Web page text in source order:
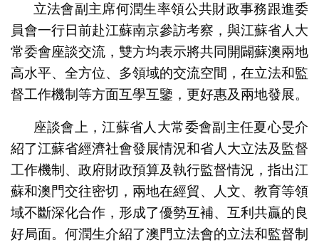
立法會副主席何潤生率領公共財政事務跟進委
員會一行日前赴江蘇南京參訪考察，與江蘇省人大
常委會座談交流，雙方均表示將共同開闢蘇澳兩地
高水平、全方位、多領域的交流空間，在立法和監
督工作機制等方面互學互鑒，更好惠及兩地發展。
座談會上，江蘇省人大常委會副主任夏心旻介
紹了江蘇省經濟社會發展情況和省人大立法及監督
工作機制、政府財政預算及執行監督情況，指出江
蘇和澳門交往密切，兩地在經貿、人文、教育等領
域不斷深化合作，形成了優勢互補、互利共贏的良
好局面。何潤生介紹了澳門立法會的立法和監督制